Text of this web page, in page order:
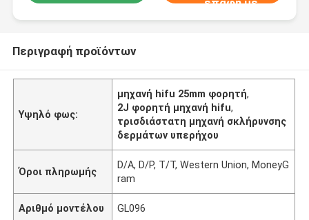
επαφή με
Περιγραφή προϊόντων
Υψηλό φως:
μηχανή hifu 25mm φορητή,
2J φορητή μηχανή hifu,
τρισδιάστατη μηχανή σκλήρυνσης
δερμάτων υπερήχου
Όροι πληρωμής
D/A, D/P, T/T, Western Union, MoneyG
ram
Αριθμό μοντέλου GL096